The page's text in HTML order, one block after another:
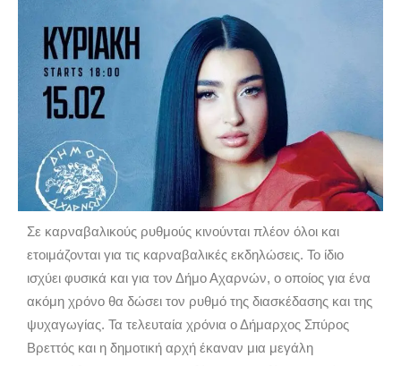
Σε καρναβαλικούς ρυθμούς κινούνται πλέον όλοι και
ετοιμάζονται για τις καρναβαλικές εκδηλώσεις. Το ίδιο
ισχύει φυσικά και για τον Δήμο Αχαρνών, ο οποίος για ένα
ακόμη χρόνο θα δώσει τον ρυθμό της διασκέδασης και της
ψυχαγωγίας. Τα τελευταία χρόνια ο Δήμαρχος Σπύρος
Βρεττός και η δημοτική αρχή έκαναν μια μεγάλη